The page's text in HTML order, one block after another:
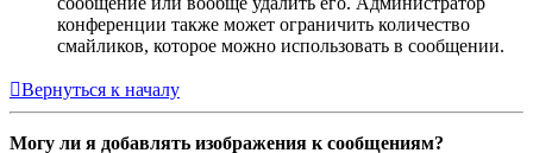
конференции также может ограничить количество
смайликов, которое можно использовать в сообщении.
Вернуться к началу
Могу ли я добавлять изображения к сообщениям?